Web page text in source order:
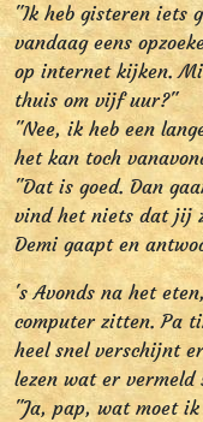
"Ik heb gisteren iets
vandaag eens
op internet kijken.
thuis om vijf uur?"
"Nee, ik heb een
het kan toch
"Dat is goed. Dan
vind het niets dat jij
Demi gaapt en
's Avonds na het
computer zitten. Pa
heel snel verschijnt
lezen wat er vermeld
"Ja, pap, wat moet